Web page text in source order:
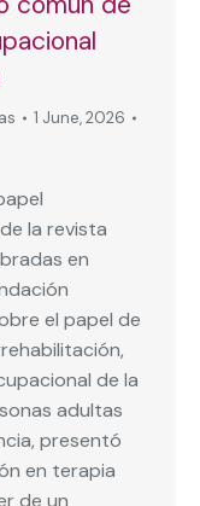
1 June, 2026
la revista
en
el papel de
de la
adultas
presentó
en terapia
de un